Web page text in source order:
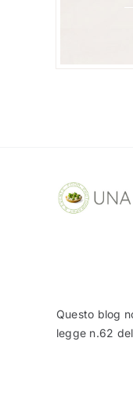
Questo blog
legge n.62